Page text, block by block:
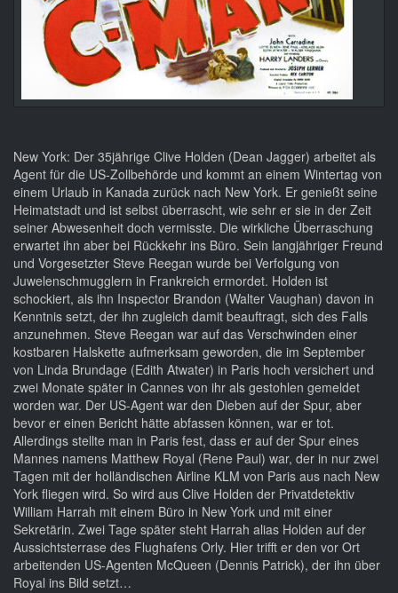
New York: Der 35jährige Clive Holden (Dean Jagger) arbeitet als
Agent für die US-Zollbehörde und kommt an einem Wintertag von
einem Urlaub in Kanada zurück nach New York. Er genießt seine
Heimatstadt und ist selbst überrascht, wie sehr er sie in der Zeit
seiner Abwesenheit doch vermisste. Die wirkliche Überraschung
erwartet ihn aber bei Rückkehr ins Büro. Sein langjähriger Freund
und Vorgesetzter Steve Reegan wurde bei Verfolgung von
Juwelenschmugglern in Frankreich ermordet. Holden ist
schockiert, als ihn Inspector Brandon (Walter Vaughan) davon in
Kenntnis setzt, der ihn zugleich damit beauftragt, sich des Falls
anzunehmen. Steve Reegan war auf das Verschwinden einer
kostbaren Halskette aufmerksam geworden, die im September
von Linda Brundage (Edith Atwater) in Paris hoch versichert und
zwei Monate später in Cannes von ihr als gestohlen gemeldet
worden war. Der US-Agent war den Dieben auf der Spur, aber
bevor er einen Bericht hätte abfassen können, war er tot.
Allerdings stellte man in Paris fest, dass er auf der Spur eines
Mannes namens Matthew Royal (Rene Paul) war, der in nur zwei
Tagen mit der holländischen Airline KLM von Paris aus nach New
York fliegen wird. So wird aus Clive Holden der Privatdetektiv
William Harrah mit einem Büro in New York und mit einer
Sekretärin. Zwei Tage später steht Harrah alias Holden auf der
Aussichtsterrase des Flughafens Orly. Hier trifft er den vor Ort
arbeitenden US-Agenten McQueen (Dennis Patrick), der ihn über
Royal ins Bild setzt…